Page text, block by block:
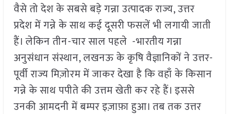
वैसे तो देश के सबसे बड़े गन्ना उत्पादक राज्य, उत्तर
प्रदेश में गन्ने के साथ कई दूसरी फसलें भी लगायी जाती
हैं। लेकिन तीन-चार साल पहले -भारतीय गन्ना
अनुसंधान संस्थान, लखनऊ के कृषि वैज्ञानिकों ने उत्तर-
पूर्वी राज्य मिज़ोरम में जाकर देखा है कि वहाँ के किसान
गन्ने के साथ पपीते की उत्तम खेती कर रहे हैं। इससे
उनकी आमदनी में बम्पर इज़ाफ़ा हुआ। तब तक उत्तर